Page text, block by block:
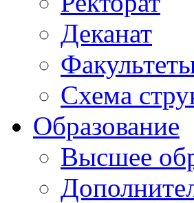
Деканат
Схема
Образование
Высшее